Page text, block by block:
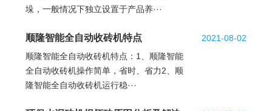
垛，一般情况下独立设置于产品养···
顺隆智能全自动收砖机特点
顺隆智能全自动收砖机特点：1、顺隆智能
全自动收砖机操作简单，省时、省力2、顺
隆智能全自动收砖机运行稳···
2021-08-02